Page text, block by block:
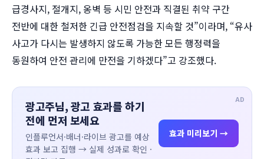
급경사지, 절개지, 옹벽 등 시민 안전과 직결된 취약 구간
전반에 대한 철저한 긴급 안전점검을 지속할 것”이라며, “유사
사고가 다시는 발생하지 않도록 가능한 모든 행정력을
동원하여 안전 관리에 만전을 기하겠다”고 강조했다.
AD
광고주님, 광고 효과를 하기
전에 먼저 보세요
인플루언서·배너·라이브 광고를 예상
효과 보고 집행 → 실제 성과로 확인 ·
효과 미리보기 →